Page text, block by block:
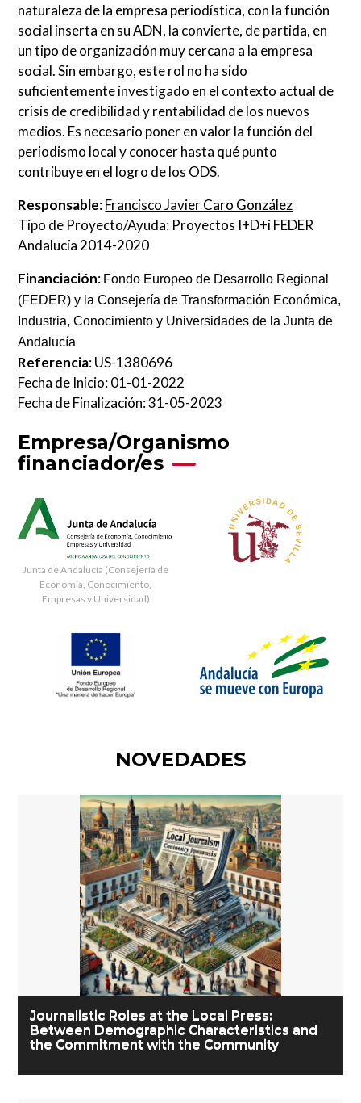
naturaleza de la empresa periodística, con la función
social inserta en su ADN, la convierte, de partida, en
un tipo de organización muy cercana a la empresa
social. Sin embargo, este rol no ha sido
suficientemente investigado en el contexto actual de
crisis de credibilidad y rentabilidad de los nuevos
medios. Es necesario poner en valor la función del
periodismo local y conocer hasta qué punto
contribuye en el logro de los ODS.
Responsable:Francisco Javier Caro González
Tipo de Proyecto/Ayuda: Proyectos I+D+i FEDER
Andalucía 2014-2020
Financiación: Fondo Europeo de Desarrollo Regional
(FEDER) y la Consejería de Transformación Económica,
Industria, Conocimiento y Universidades de la Junta de
Andalucía
Referencia: US-1380696
Fecha de Inicio: 01-01-2022
Fecha de Finalización: 31-05-2023
Empresa/Organismo
financiador/es
Image
Junta de Andalucía (Consejería de
Economía, Conocimiento,
Empresas y Universidad)
Image
Image
NOVEDADES
Journalistic Roles at the Local Press:
Between Demographic Characteristics and
the Commitment with the Community